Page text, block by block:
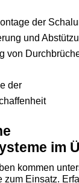
der
und
von
der
im
kommen
zum Einsatz.